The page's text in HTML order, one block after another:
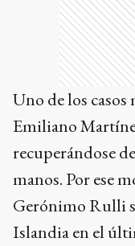
Uno de los casos
Emiliano
recuperándose
manos. Por ese
Gerónimo Rulli
Islandia en el